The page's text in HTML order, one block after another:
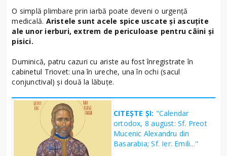
O simplă plimbare prin iarbă poate deveni o urgență
medicală. Aristele sunt acele spice uscate și ascuțite
ale unor ierburi, extrem de periculoase pentru câini și
pisici.
Duminică, patru cazuri cu ariste au fost înregistrate în
cabinetul Triovet: una în ureche, una în ochi (sacul
conjunctival) și două la lăbuțe.
CITEȘTE ȘI: "Calendar
ortodox, 8 august: Sf. Preot
Mucenic Alexandru din
Basarabia; Sf. Ier. Emili..."